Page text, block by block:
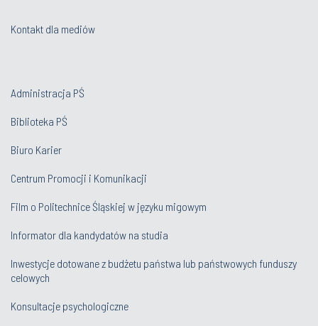
Kontakt dla mediów
Administracja PŚ
Biblioteka PŚ
Biuro Karier
Centrum Promocji i Komunikacji
Film o Politechnice Śląskiej w języku migowym
Informator dla kandydatów na studia
Inwestycje dotowane z budżetu państwa lub państwowych funduszy
celowych
Konsultacje psychologiczne